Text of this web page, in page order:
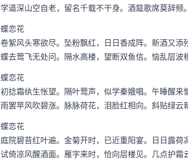
学道深山空自老，留名千载不干身。酒筵歌席莫辞频
蝶恋花
卷絮风头寒欲尽。坠粉飘红，日日香成阵。新酒又添
蝶去莺飞无处问。隔水高楼，望断双鱼信。恼乱层波
蝶恋花
初捻霜纨生怅望。隔叶莺声，似学秦娥唱。午睡醒来
雨罢苹风吹碧涨。脉脉荷花，泪脸红相向。斜贴绿云
蝶恋花
庭院碧苔红叶遍。金菊开时，已近重阳宴。日日露荷
试倚凉风醒酒面。雁字来时，恰向层楼见。几点护霜